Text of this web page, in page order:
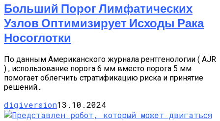
Больший Порог Лимфатических
Узлов Оптимизирует Исходы Рака
Носоглотки
По данным Американского журнала рентгенологии ( AJR
) , использование порога 6 мм вместо порога 5 мм
помогает облегчить стратификацию риска и принятие
решений...
digiversion13.10.2024